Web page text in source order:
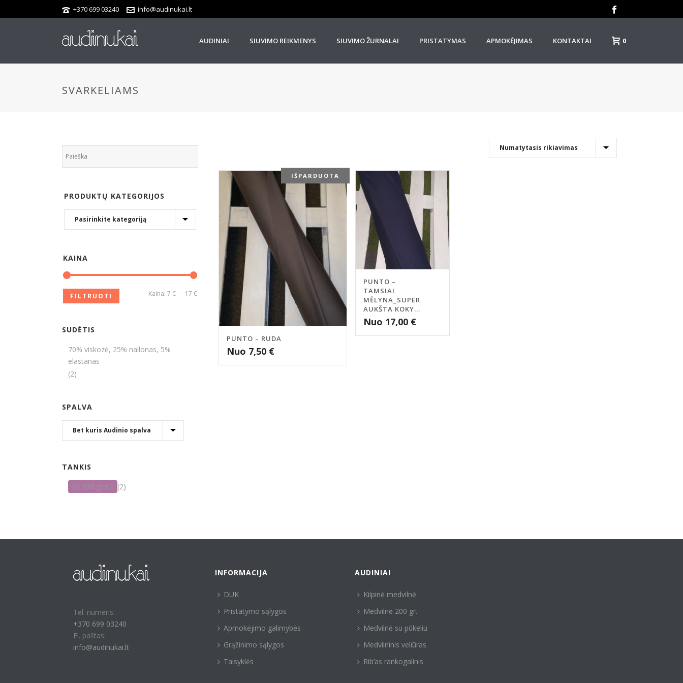
+370 699 03240 info@audinukai.lt
AUDINIAI SIUVIMO REIKMENYS SIUVIMO ŽURNALAI PRISTATYMAS APMOKĖJIMAS KONTAKTAI 0
SVARKELIAMS
IŠPARDUOTA
PUNTO – RUDA
Nuo 7,50 €
PUNTO –
TAMSIAI
MĖLYNA_SUPER
AUKŠTA KOKY...
Nuo 17,00 €
PRODUKTŲ KATEGORIJOS
KAINA
FILTRUOTI Kaina: 7 €— 17 €
SUDĖTIS
70% viskozė, 25% nailonas, 5%
elastanas
(2)
SPALVA
TANKIS
330 g/m2 (2)
Tel. numeris:
+370 699 03240
El. paštas:
info@audinukai.lt
INFORMACIJA
DUK
Pristatymo sąlygos
Apmokėjimo galimybės
Grąžinimo sąlygos
Taisyklės
AUDINIAI
Kilpinė medvilnė
Medvilnė 200 gr.
Medvilnė su pūkeliu
Medvilninis veliūras
Rib’as rankogalinis